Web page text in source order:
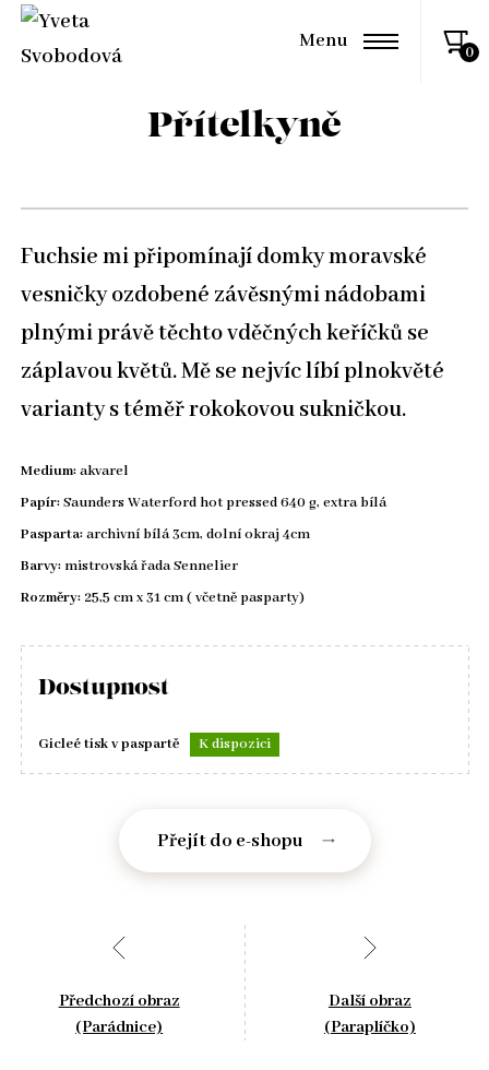
Menu
Přítelkyně
Fuchsie mi připomínají domky moravské
vesničky ozdobené závěsnými nádobami
plnými právě těchto vděčných keříčků se
záplavou květů. Mě se nejvíc líbí plnokvěté
varianty s téměř rokokovou sukničkou.
Medium:akvarel
Papír:Saunders Waterford hot pressed 640 g, extra bílá
Pasparta:archivní bílá 3cm, dolní okraj 4cm
Barvy: mistrovská řada Sennelier
Rozměry: 25,5 cm x 31 cm ( včetně pasparty)
Dostupnost
Gicleé tisk v paspartě K dispozici
Přejít do e-shopu
Předchozí obraz
(Parádnice)
Další obraz
(Paraplíčko)